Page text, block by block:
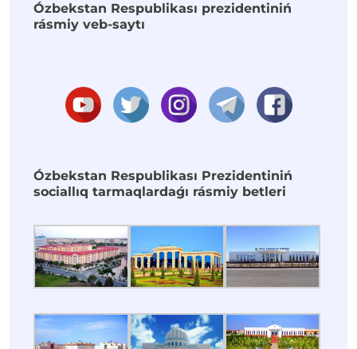
Ózbekstan Respublikası prezidentiniń
rásmiy veb-saytı
Ózbekstan Respublikası Prezidentiniń
sociallıq tarmaqlardaǵı rásmiy betleri